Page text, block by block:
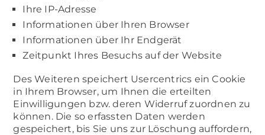
Ihre IP-Adresse
Informationen über Ihren Browser
Informationen über Ihr Endgerät
Zeitpunkt Ihres Besuchs auf der Website
Des Weiteren speichert Usercentrics ein Cookie
in Ihrem Browser, um Ihnen die erteilten
Einwilligungen bzw. deren Widerruf zuordnen zu
können. Die so erfassten Daten werden
gespeichert, bis Sie uns zur Löschung auffordern,